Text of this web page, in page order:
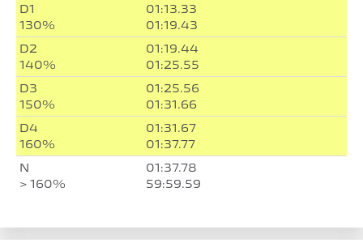
D1
130%
01:13.33
01:19.43
D2
140%
01:19.44
01:25.55
D3
150%
01:25.56
01:31.66
D4
160%
01:31.67
01:37.77
N
> 160%
01:37.78
59:59.59